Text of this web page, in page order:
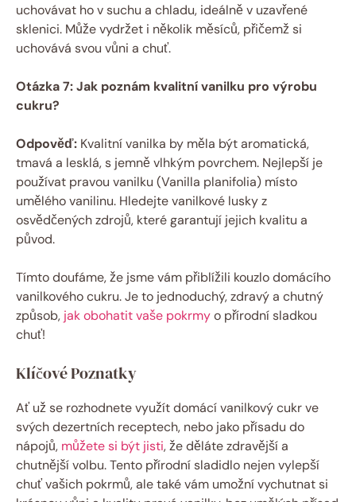
uchovávat ho v suchu a chladu, ideálně v uzavřené
sklenici. Může vydržet i několik měsíců, přičemž si
uchovává svou vůni a chuť.
Otázka 7: Jak poznám kvalitní vanilku pro výrobu
cukru?
Odpověď: Kvalitní vanilka by měla být aromatická,
tmavá a lesklá, s jemně vlhkým povrchem. Nejlepší je
používat pravou vanilku (Vanilla planifolia) místo
umělého vanilinu. Hledejte vanilkové lusky z
osvědčených zdrojů, které garantují jejich kvalitu a
původ.
Tímto doufáme, že jsme vám přiblížili kouzlo domácího
vanilkového cukru. Je to jednoduchý, zdravý a chutný
způsob, jak obohatit vaše pokrmyo přírodní sladkou
chuť!
Klíčové Poznatky
Ať už se rozhodnete využít domácí vanilkový cukr ve
svých dezertních receptech, nebo jako přísadu do
nápojů, můžete si být jisti, že děláte zdravější a
chutnější volbu. Tento přírodní sladidlo nejen vylepší
chuť vašich pokrmů, ale také vám umožní vychutnat si